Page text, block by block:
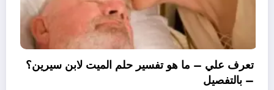
تعرف علي – ما هو تفسير